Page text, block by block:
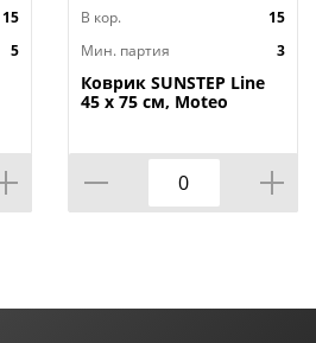
15
5
В кор.
15
Мин. партия
3
Коврик SUNSTEP Line
45 х 75 см, Moteo